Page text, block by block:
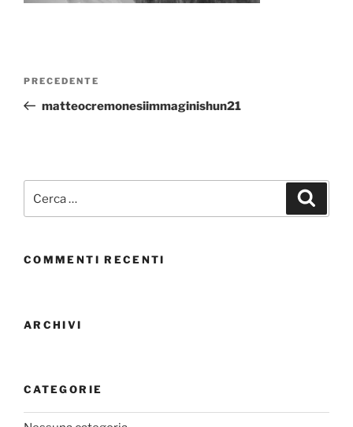
PRECEDENTE
matteocremonesiimmaginishun21
COMMENTI RECENTI
ARCHIVI
CATEGORIE